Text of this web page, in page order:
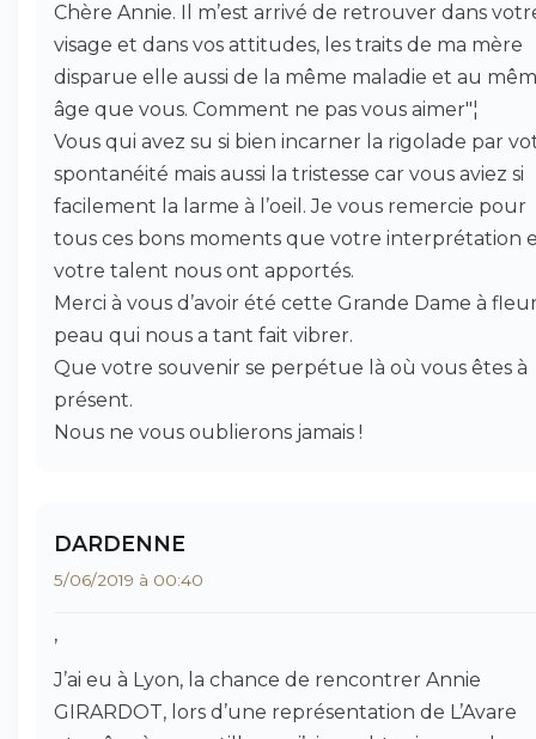
Chère Annie. Il m’est arrivé de retrouver dans
visage et dans vos attitudes, les traits de ma mère
disparue elle aussi de la même maladie et au
âge que vous. Comment ne pas vous aimer"¦
Vous qui avez su si bien incarner la rigolade par
spontanéité mais aussi la tristesse car vous aviez si
facilement la larme à l’oeil. Je vous remercie pour
tous ces bons moments que votre interprétation
votre talent nous ont apportés.
Merci à vous d’avoir été cette Grande Dame à
peau qui nous a tant fait vibrer.
Que votre souvenir se perpétue là où vous êtes à
présent.
Nous ne vous oublierons jamais !
DARDENNE
5/06/2019 à 00:40
’
J’ai eu à Lyon, la chance de rencontrer Annie
GIRARDOT, lors d’une représentation de L’Avare